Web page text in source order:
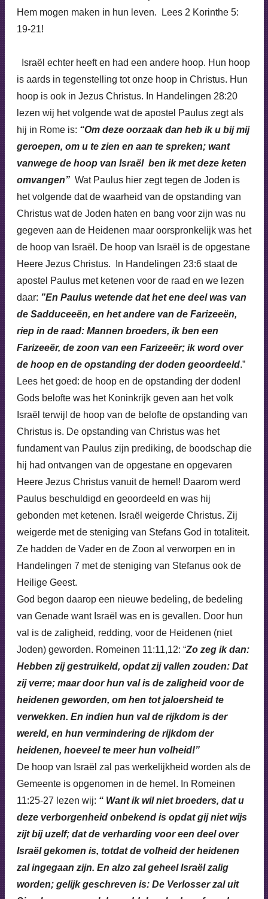
Hem mogen maken in hun leven. Lees 2 Korinthe 5:
19-21!
Israël echter heeft en had een andere hoop. Hun hoop
is aards in tegenstelling tot onze hoop in Christus. Hun
hoop is ook in Jezus Christus. In Handelingen 28:20
lezen wij het volgende wat de apostel Paulus zegt als
hij in Rome is: “Om deze oorzaak dan heb ik u bij mij
geroepen, om u te zien en aan te spreken; want
vanwege de hoop van Israël ben ik met deze keten
omvangen”Wat Paulus hier zegt tegen de Joden is
het volgende dat de waarheid van de opstanding van
Christus wat de Joden haten en bang voor zijn was nu
gegeven aan de Heidenen maar oorspronkelijk was het
de hoop van Israël. De hoop van Israël is de opgestane
Heere Jezus Christus. In Handelingen 23:6 staat de
apostel Paulus met ketenen voor de raad en we lezen
daar: ”En Paulus wetende dat het ene deel was van
de Sadduceeën, en het andere van de Farizeeën,
riep in de raad: Mannen broeders, ik ben een
Farizeeër, de zoon van een Farizeeër; ik word over
de hoop en de opstanding der doden geoordeeld.”
Lees het goed: de hoop en de opstanding der doden!
Gods belofte was het Koninkrijk geven aan het volk
Israël terwijl de hoop van de belofte de opstanding van
Christus is. De opstanding van Christus was het
fundament van Paulus zijn prediking, de boodschap die
hij had ontvangen van de opgestane en opgevaren
Heere Jezus Christus vanuit de hemel! Daarom werd
Paulus beschuldigd en geoordeeld en was hij
gebonden met ketenen. Israël weigerde Christus. Zij
weigerde met de steniging van Stefans God in totaliteit.
Ze hadden de Vader en de Zoon al verworpen en in
Handelingen 7 met de steniging van Stefanus ook de
Heilige Geest.
God begon daarop een nieuwe bedeling, de bedeling
van Genade want Israël was en is gevallen. Door hun
val is de zaligheid, redding, voor de Heidenen (niet
Joden) geworden. Romeinen 11:11,12: “Zo zeg ik dan:
Hebben zij gestruikeld, opdat zij vallen zouden: Dat
zij verre; maar door hun val is de zaligheid voor de
heidenen geworden, om hen tot jaloersheid te
verwekken. En indien hun val de rijkdom is der
wereld, en hun vermindering de rijkdom der
heidenen, hoeveel te meer hun volheid!”
De hoop van Israël zal pas werkelijkheid worden als de
Gemeente is opgenomen in de hemel. In Romeinen
11:25-27 lezen wij: “ Want ik wil niet broeders, dat u
deze verborgenheid onbekend is opdat gij niet wijs
zijt bij uzelf; dat de verharding voor een deel over
Israël gekomen is, totdat de volheid der heidenen
zal ingegaan zijn. En alzo zal geheel Israël zalig
worden; gelijk geschreven is: De Verlosser zal uit